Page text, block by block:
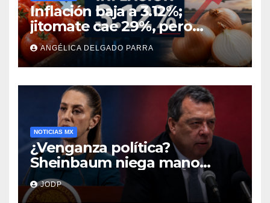
Inflación baja a 3.12%;
jitomate cae 29%, pero
cebolla y vuelos se
encarecen
ANGÉLICA DELGADO PARRA
NOTICIAS MX
¿Venganza política?
Sheinbaum niega mano
negra en captura de Ángel
Aguirre
JODP